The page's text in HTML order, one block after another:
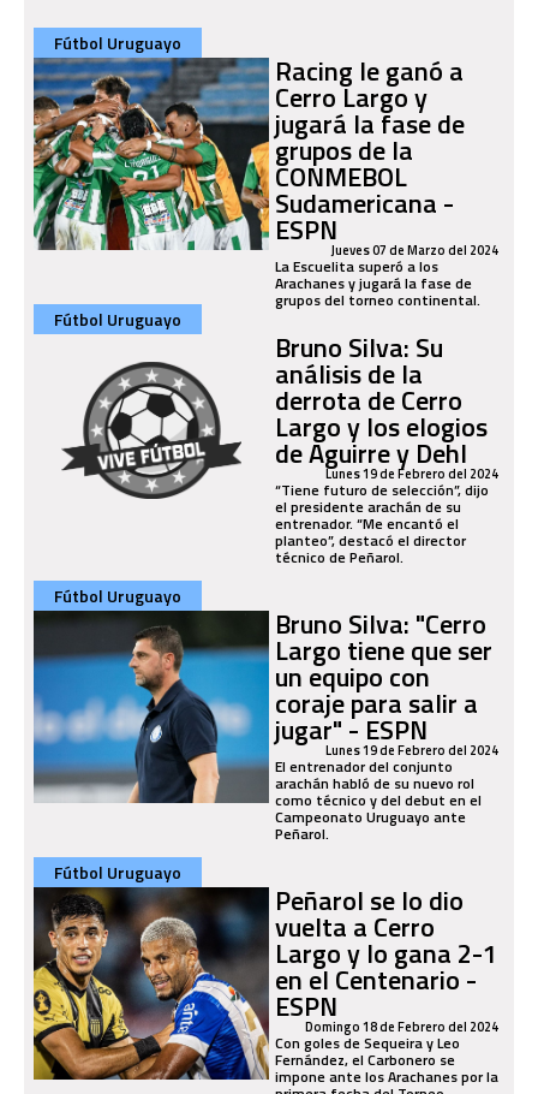
Fútbol Uruguayo
Racing le ganó a
Cerro Largo y
jugará la fase de
grupos de la
CONMEBOL
Sudamericana -
ESPNJueves 07 de Marzo del 2024
La Escuelita superó a los
Arachanes y jugará la fase de
grupos del torneo continental.
Fútbol Uruguayo
Bruno Silva: Su
análisis de la
derrota de Cerro
Largo y los elogios
de Aguirre y Dehl
Lunes 19 de Febrero del 2024
“Tiene futuro de selección”, dijo
el presidente arachán de su
entrenador. “Me encantó el
planteo”, destacó el director
técnico de Peñarol.
Fútbol Uruguayo
Bruno Silva: "Cerro
Largo tiene que ser
un equipo con
coraje para salir a
jugar" - ESPN
Lunes 19 de Febrero del 2024
El entrenador del conjunto
arachán habló de su nuevo rol
como técnico y del debut en el
Campeonato Uruguayo ante
Peñarol.
Fútbol Uruguayo
Peñarol se lo dio
vuelta a Cerro
Largo y lo gana 2-1
en el Centenario -
ESPNDomingo 18 de Febrero del 2024
Con goles de Sequeira y Leo
Fernández, el Carbonero se
impone ante los Arachanes por la